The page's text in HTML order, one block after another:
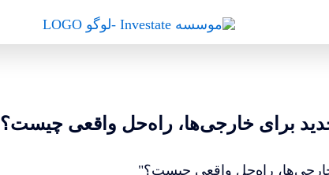
برای خارجی‌ها، راه‌حل واقعی چیست؟